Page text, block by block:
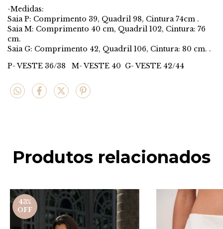
-Medidas:
Saia P: Comprimento 39, Quadril 98, Cintura 74cm .
Saia M: Comprimento 40 cm, Quadril 102, Cintura: 76
cm.
Saia G: Comprimento 42, Quadril 106, Cintura: 80 cm. .
P- VESTE 36/38 M- VESTE 40 G- VESTE 42/44
Produtos relacionados
43%
OFF